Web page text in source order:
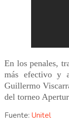
En los penales,
más efectivo y
Guillermo
del torneo
Fuente: Unitel